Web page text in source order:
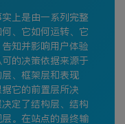
上是由一系列完整
、它如何运转、它
知并影响用户体验
的决策依据来源于
、框架层和表现
它的前置层所决
定了结构层、结构
。在站点的最终输